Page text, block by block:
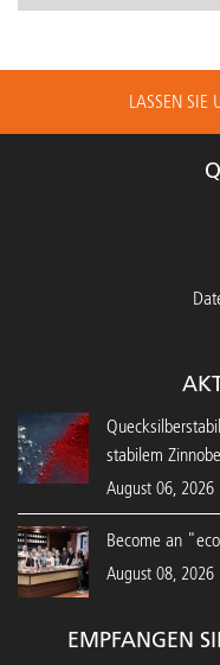
LASSEN SIE
stabilem
August 06, 2026
Become an
August 08, 2026
EMPFANGEN